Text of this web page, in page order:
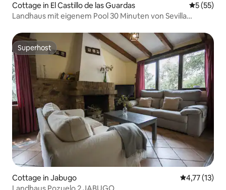
Cottage in El Castillo de las Guardas
5 (55)
Landhaus mit eigenem Pool 30 Minuten von Sevilla
Superhost
Superhost
Cottage in Jabugo
4,77 (13)